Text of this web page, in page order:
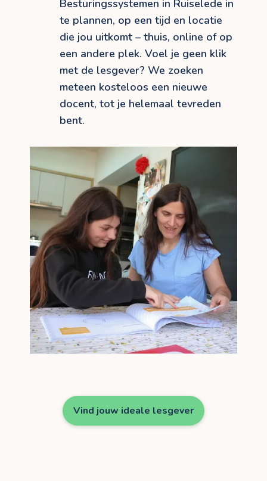
Besturingssystemen in Ruiselede in
te plannen, op een tijd en locatie
die jou uitkomt – thuis, online of op
een andere plek. Voel je geen klik
met de lesgever? We zoeken
meteen kosteloos een nieuwe
docent, tot je helemaal tevreden
bent.
Vind jouw ideale lesgever